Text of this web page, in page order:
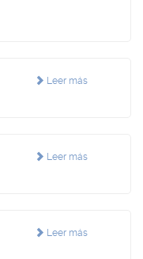
Leer más
Leer más
Leer más